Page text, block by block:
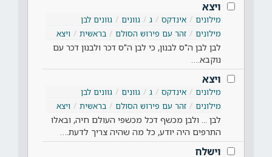
ויצא
מילונים אינדקס ג גוונים
גוונים לבן
מילונים
זהר עם פירוש הסולם בראשית ויצא
לבן לבן ה"ס לבנון, כי לבן ה"ס דכר ולבנון דכר עם
נוקבא.…
ויצא
מילונים אינדקס ג גוונים
גוונים לבן
מילונים
זהר עם פירוש הסולם בראשית ויצא
לבן ... ולבן מכשף דכל מכשפי העולם חיה, ובאלו
התרפים היה יודע, כל מה שהיה צריך לדעת.…
וישלח